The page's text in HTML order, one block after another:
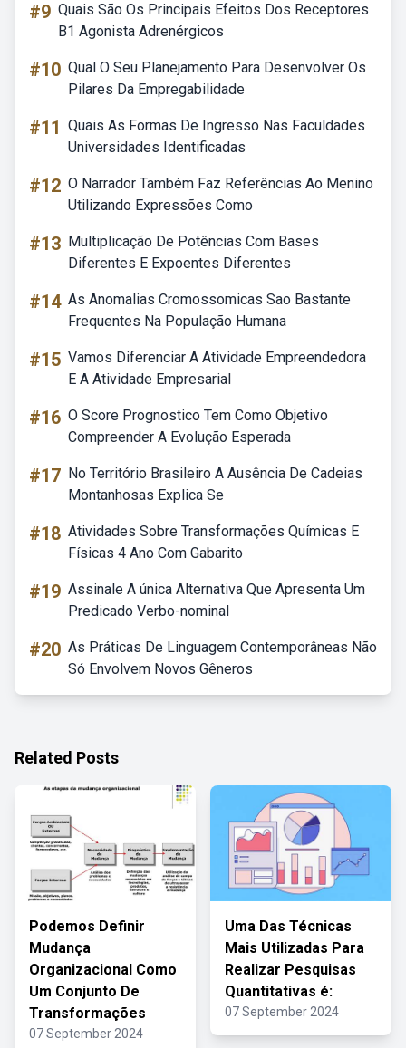
#9 Quais São Os Principais Efeitos Dos Receptores
B1 Agonista Adrenérgicos
#10 Qual O Seu Planejamento Para Desenvolver Os
Pilares Da Empregabilidade
#11 Quais As Formas De Ingresso Nas Faculdades
Universidades Identificadas
#12 O Narrador Também Faz Referências Ao Menino
Utilizando Expressões Como
#13 Multiplicação De Potências Com Bases
Diferentes E Expoentes Diferentes
#14 As Anomalias Cromossomicas Sao Bastante
Frequentes Na População Humana
#15 Vamos Diferenciar A Atividade Empreendedora
E A Atividade Empresarial
#16 O Score Prognostico Tem Como Objetivo
Compreender A Evolução Esperada
#17 No Território Brasileiro A Ausência De Cadeias
Montanhosas Explica Se
#18 Atividades Sobre Transformações Químicas E
Físicas 4 Ano Com Gabarito
#19 Assinale A única Alternativa Que Apresenta Um
Predicado Verbo-nominal
#20 As Práticas De Linguagem Contemporâneas Não
Só Envolvem Novos Gêneros
Related Posts
Podemos Definir
Mudança
Organizacional Como
Um Conjunto De
Transformações
07 September 2024
Uma Das Técnicas
Mais Utilizadas Para
Realizar Pesquisas
Quantitativas é:
07 September 2024